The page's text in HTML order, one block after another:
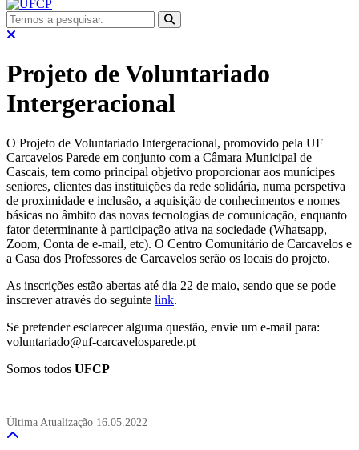
Projeto de Voluntariado
Intergeracional
O Projeto de Voluntariado Intergeracional, promovido pela UF
Carcavelos Parede em conjunto com a Câmara Municipal de
Cascais, tem como principal objetivo proporcionar aos munícipes
seniores, clientes das instituições da rede solidária, numa perspetiva
de proximidade e inclusão, a aquisição de conhecimentos e nomes
básicas no âmbito das novas tecnologias de comunicação, enquanto
fator determinante à participação ativa na sociedade (Whatsapp,
Zoom, Conta de e-mail, etc). O Centro Comunitário de Carcavelos e
a Casa dos Professores de Carcavelos serão os locais do projeto.
As inscrições estão abertas até dia 22 de maio, sendo que se pode
inscrever através do seguinte link.
Se pretender esclarecer alguma questão, envie um e-mail para:
voluntariado@uf-carcavelosparede.pt
Somos todos UFCP
Última Atualização 16.05.2022